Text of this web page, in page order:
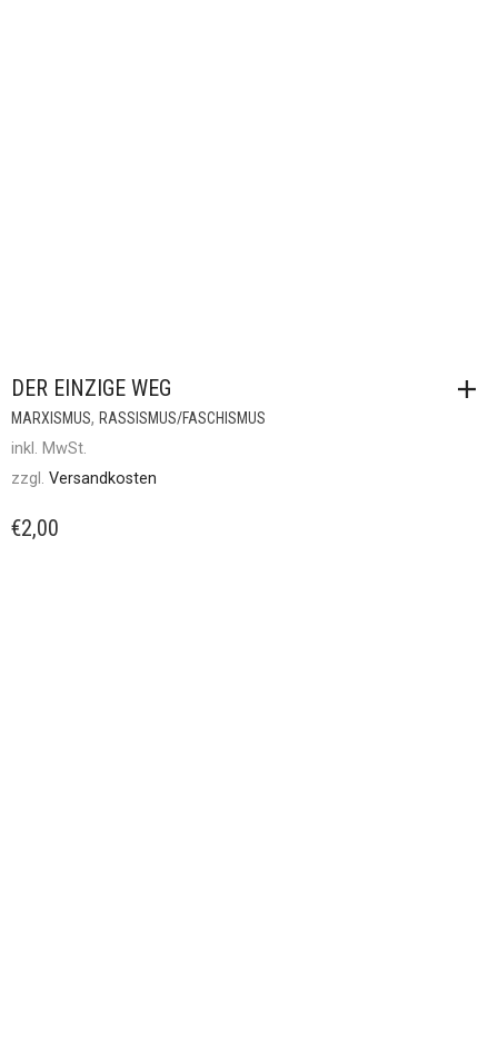
DER EINZIGE WEG
MARXISMUS, RASSISMUS/FASCHISMUS
inkl. MwSt.
zzgl. Versandkosten
€2,00